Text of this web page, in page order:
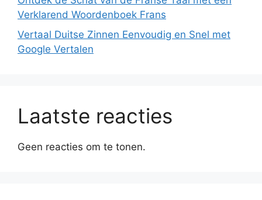
Verklarend Woordenboek Frans
Vertaal Duitse Zinnen Eenvoudig en Snel met
Google Vertalen
Laatste reacties
Geen reacties om te tonen.